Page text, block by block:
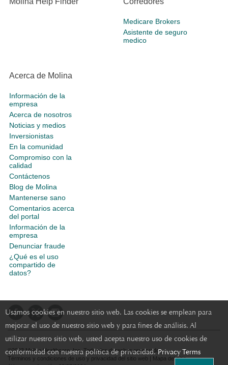
Usamos cookies en nuestro sitio web. Las cookies se emplean para
mejorar el uso de nuestro sitio web y para fines de análisis. Al
utilizar nuestro sitio web, usted acepta nuestro uso de cookies de
conformidad con nuestra política de privacidad.Privacy Terms
Medicare Brokers
Asistente de seguro
medico
Acerca de Molina
Información de la
empresa
Acerca de nosotros
Noticias y medios
Inversionistas
En la comunidad
Compromiso con la
calidad
Contáctenos
Blog de Molina
Mantenerse sano
Comentarios acerca
del portal
Información de la
empresa
Denunciar fraude
¿Qué es el uso
compartido de
datos?
©2023 Molina Healthcare, Inc. Todos los derechos reservados.
Términos y condiciones de uso y privacidad del sitio web | Mapa del sitio